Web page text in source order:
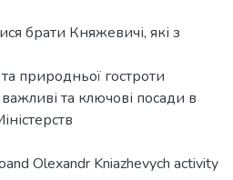
брати Княжевичі, які з
природньої гостроти
та ключові посади в
Olexandr Kniazhevych activity